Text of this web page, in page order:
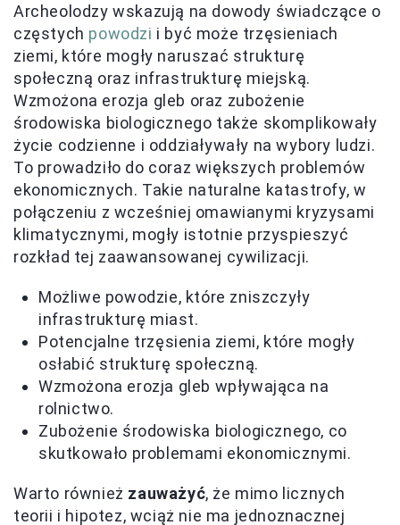
Archeolodzy wskazują na dowody świadczące o
częstych powodzi i być może trzęsieniach
ziemi, które mogły naruszać strukturę
społeczną oraz infrastrukturę miejską.
Wzmożona erozja gleb oraz zubożenie
środowiska biologicznego także skomplikowały
życie codzienne i oddziaływały na wybory ludzi.
To prowadziło do coraz większych problemów
ekonomicznych. Takie naturalne katastrofy, w
połączeniu z wcześniej omawianymi kryzysami
klimatycznymi, mogły istotnie przyspieszyć
rozkład tej zaawansowanej cywilizacji.
Możliwe powodzie, które zniszczyły
infrastrukturę miast.
Potencjalne trzęsienia ziemi, które mogły
osłabić strukturę społeczną.
Wzmożona erozja gleb wpływająca na
rolnictwo.
Zubożenie środowiska biologicznego, co
skutkowało problemami ekonomicznymi.
Warto również zauważyć, że mimo licznych
teorii i hipotez, wciąż nie ma jednoznacznej